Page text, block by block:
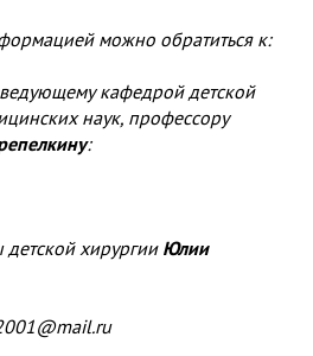
можно обратиться к:
кафедрой детской
наук, профессору
:
хирургии Юлии